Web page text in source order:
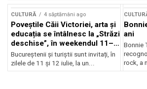
CULTURĂ 4 săptămâni ago
Poveștile Căii Victoriei, arta și
educația se întâlnesc la „Străzi
deschise”, în weekendul 11–
12 iulie
Bucureștenii și turiștii sunt invitați, în
zilele de 11 și 12 iulie, la un...
ani
Bonnie
rock, a